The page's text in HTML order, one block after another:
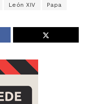
León XIV Papa